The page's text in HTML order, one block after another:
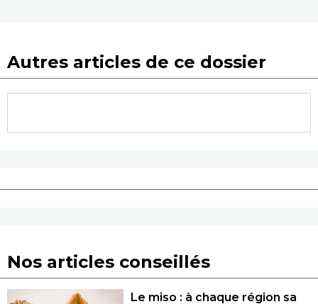
Autres articles de ce dossier
Nos articles conseillés
Le miso : à chaque région sa